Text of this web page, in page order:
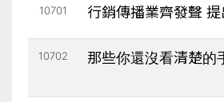
10701 行銷傳播業齊發聲
10702 那些你還沒看清楚的